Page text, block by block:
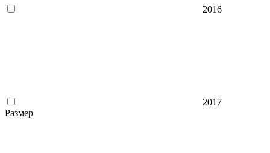
2016
2017
Размер